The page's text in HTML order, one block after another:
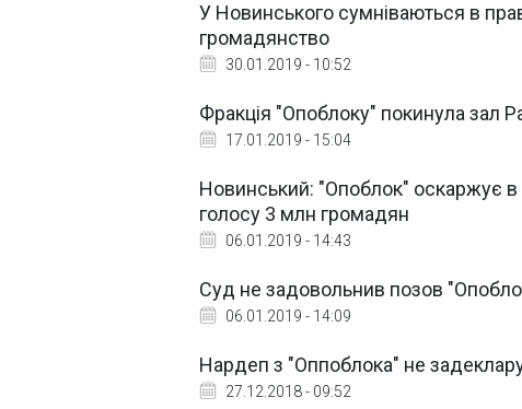
У Новинського сумніваються в
громадянство
30.01.2019 - 10:52
Фракція "Опоблоку" покинула зал
17.01.2019 - 15:04
Новинський: "Опоблок" оскаржує
голосу 3 млн громадян
06.01.2019 - 14:43
Суд не задовольнив позов
06.01.2019 - 14:09
Нардеп з "Оппоблока" не
27.12.2018 - 09:52